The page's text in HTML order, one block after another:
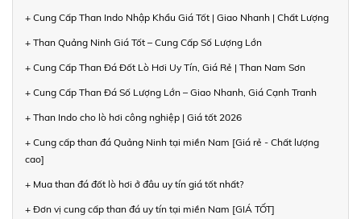
+ Cung Cấp Than Indo Nhập Khẩu Giá Tốt | Giao Nhanh | Chất Lượng
+ Than Quảng Ninh Giá Tốt – Cung Cấp Số Lượng Lớn
+ Cung Cấp Than Đá Đốt Lò Hơi Uy Tín, Giá Rẻ | Than Nam Sơn
+ Cung Cấp Than Đá Số Lượng Lớn – Giao Nhanh, Giá Cạnh Tranh
+ Than Indo cho lò hơi công nghiệp | Giá tốt 2026
+ Cung cấp than đá Quảng Ninh tại miền Nam [Giá rẻ - Chất lượng
cao]
+ Mua than đá đốt lò hơi ở đâu uy tín giá tốt nhất?
+ Đơn vị cung cấp than đá uy tín tại miền Nam [GIÁ TỐT]